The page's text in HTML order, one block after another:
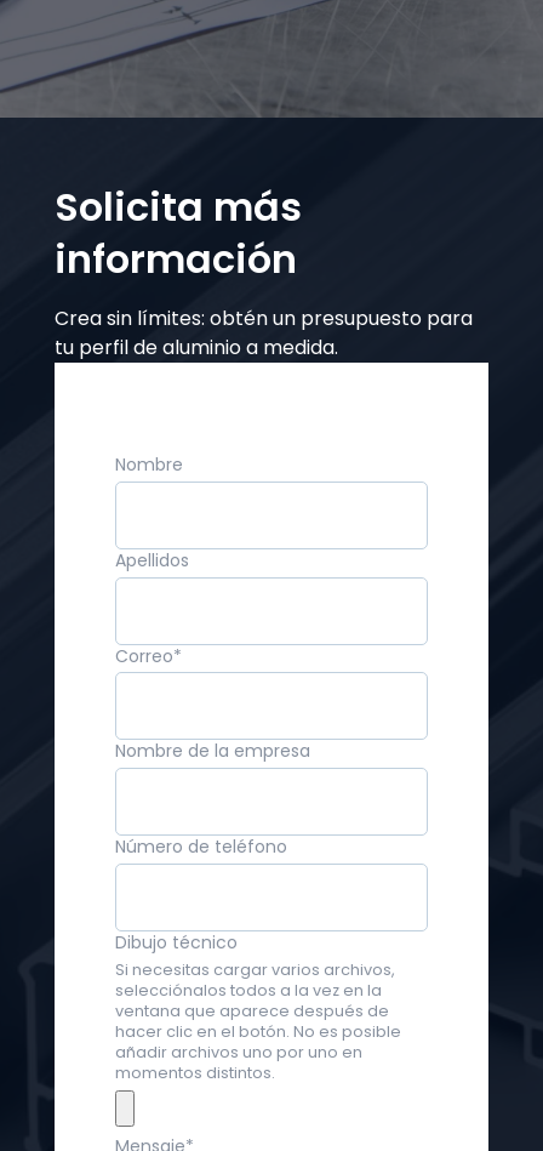
Solicita más
información
Crea sin límites: obtén un presupuesto para
tu perfil de aluminio a medida.
Nombre
Apellidos
Correo*
Nombre de la empresa
Número de teléfono
Dibujo técnico
Si necesitas cargar varios archivos,
selecciónalos todos a la vez en la
ventana que aparece después de
hacer clic en el botón. No es posible
añadir archivos uno por uno en
momentos distintos.